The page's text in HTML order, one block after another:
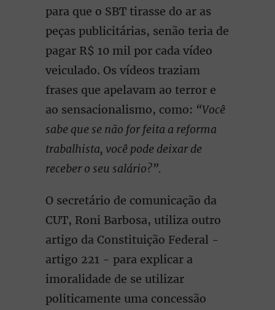
para que o SBT tirasse do ar as
peças publicitárias, senão teria de
pagar R$ 10 mil por cada vídeo
veiculado. Os vídeos traziam
frases que apelavam ao terror e
ao sensacionalismo, como: “Você
sabe que se não for feita a reforma
trabalhista, você pode deixar de
receber o seu salário?”.
O secretário de comunicação da
CUT, Roni Barbosa, utiliza outro
artigo da Constituição Federal -
artigo 221 - para explicar a
imoralidade de se utilizar
politicamente uma concessão